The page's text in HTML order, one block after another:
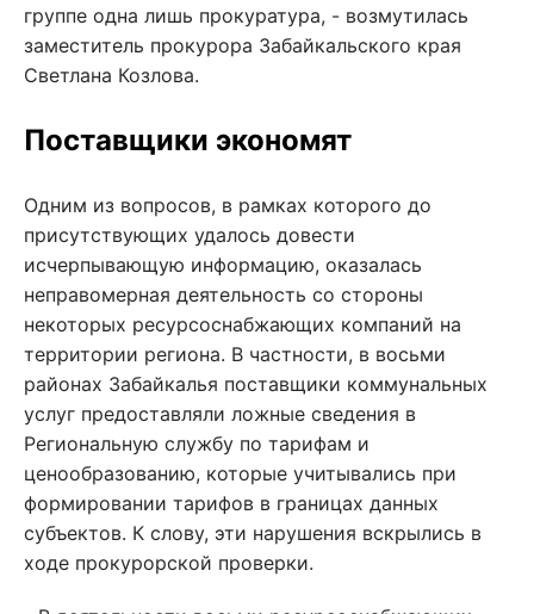
группе одна лишь прокуратура, - возмутилась
заместитель прокурора Забайкальского края
Светлана Козлова.
Поставщики экономят
Одним из вопросов, в рамках которого до
присутствующих удалось довести
исчерпывающую информацию, оказалась
неправомерная деятельность со стороны
некоторых ресурсоснабжающих компаний на
территории региона. В частности, в восьми
районах Забайкалья поставщики коммунальных
услуг предоставляли ложные сведения в
Региональную службу по тарифам и
ценообразованию, которые учитывались при
формировании тарифов в границах данных
субъектов. К слову, эти нарушения вскрылись в
ходе прокурорской проверки.